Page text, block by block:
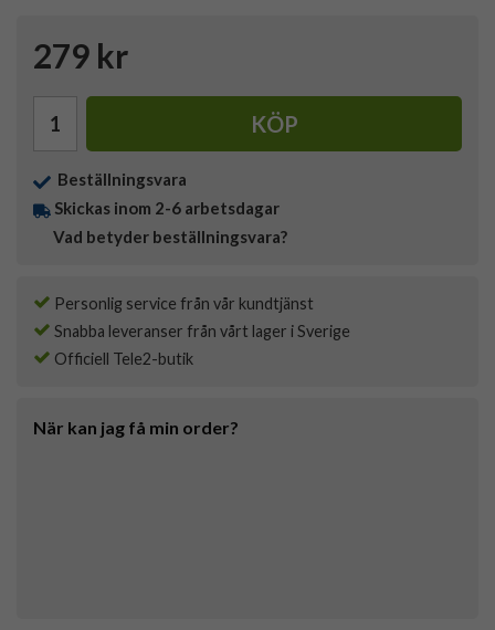
279 kr
KÖP
Beställningsvara
Skickas inom 2-6 arbetsdagar
Vad betyder beställningsvara?
Personlig service från vår kundtjänst
Snabba leveranser från vårt lager i Sverige
Officiell Tele2-butik
När kan jag få min order?